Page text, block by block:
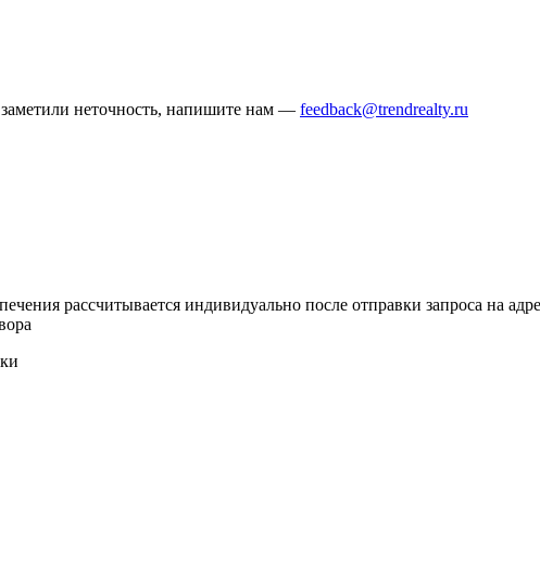
неточность, напишите нам — feedback@trendrealty.ru
рассчитывается индивидуально после отправки запроса на